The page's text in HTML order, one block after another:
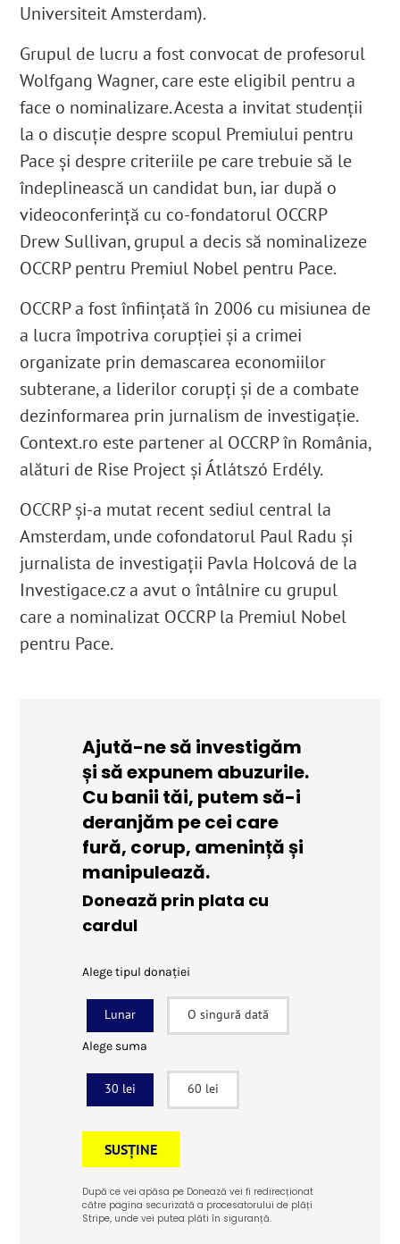
Universiteit Amsterdam).
Grupul de lucru a fost convocat de profesorul
Wolfgang Wagner, care este eligibil pentru a
face o nominalizare. Acesta a invitat studenții
la o discuție despre scopul Premiului pentru
Pace și despre criteriile pe care trebuie să le
îndeplinească un candidat bun, iar după o
videoconferință cu co-fondatorul OCCRP
Drew Sullivan, grupul a decis să nominalizeze
OCCRP pentru Premiul Nobel pentru Pace.
OCCRP a fost înființată în 2006 cu misiunea de
a lucra împotriva corupției și a crimei
organizate prin demascarea economiilor
subterane, a liderilor corupți și de a combate
dezinformarea prin jurnalism de investigație.
Context.ro este partener al OCCRP în România,
alături de Rise Project și Átlátszó Erdély.
OCCRP și-a mutat recent sediul central la
Amsterdam, unde cofondatorul Paul Radu și
jurnalista de investigații Pavla Holcová de la
Investigace.cz a avut o întâlnire cu grupul
care a nominalizat OCCRP la Premiul Nobel
pentru Pace.
Ajută-ne să investigăm
și să expunem abuzurile.
Cu banii tăi, putem să-i
deranjăm pe cei care
fură, corup, amenință și
manipulează.
Donează prin plata cu
cardul
Alege tipul donației
Lunar O singură dată
Alege suma
30 lei 60 lei
SUSȚINE
După ce vei apăsa pe Donează vei fi redirecționat
către pagina securizată a procesatorului de plăți
Stripe, unde vei putea plăti în siguranță.